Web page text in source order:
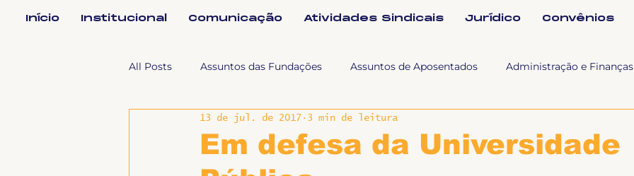
Início Institucional Comunicação Atividades Sindicais Jurídico Convênios
All Posts Assuntos das Fundações Assuntos de Aposentados Administração e Finanças
Assuntos Jurídicos e Relação de Tra Fala SINTET-UFU
Em defesa da Universidade
13 de jul. de 2017 3 min de leitura